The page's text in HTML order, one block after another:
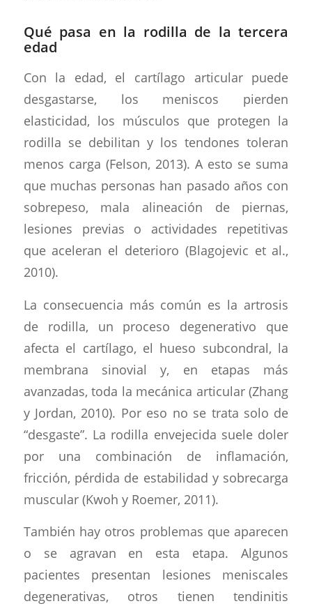
Qué pasa en la rodilla de la tercera
edad
Con la edad, el cartílago articular puede
desgastarse, los meniscos pierden
elasticidad, los músculos que protegen la
rodilla se debilitan y los tendones toleran
menos carga (Felson, 2013). A esto se suma
que muchas personas han pasado años con
sobrepeso, mala alineación de piernas,
lesiones previas o actividades repetitivas
que aceleran el deterioro (Blagojevic et al.,
2010).
La consecuencia más común es la artrosis
de rodilla, un proceso degenerativo que
afecta el cartílago, el hueso subcondral, la
membrana sinovial y, en etapas más
avanzadas, toda la mecánica articular (Zhang
y Jordan, 2010). Por eso no se trata solo de
“desgaste”. La rodilla envejecida suele doler
por una combinación de inflamación,
fricción, pérdida de estabilidad y sobrecarga
muscular (Kwoh y Roemer, 2011).
También hay otros problemas que aparecen
o se agravan en esta etapa. Algunos
pacientes presentan lesiones meniscales
degenerativas, otros tienen tendinitis